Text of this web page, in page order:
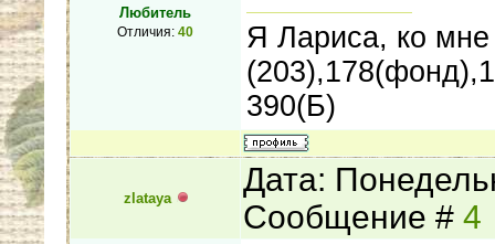
Любитель
Отличия: 40
Я Лариса, ко
390(Б)
zlataya
Дата:
Сообщение # 4